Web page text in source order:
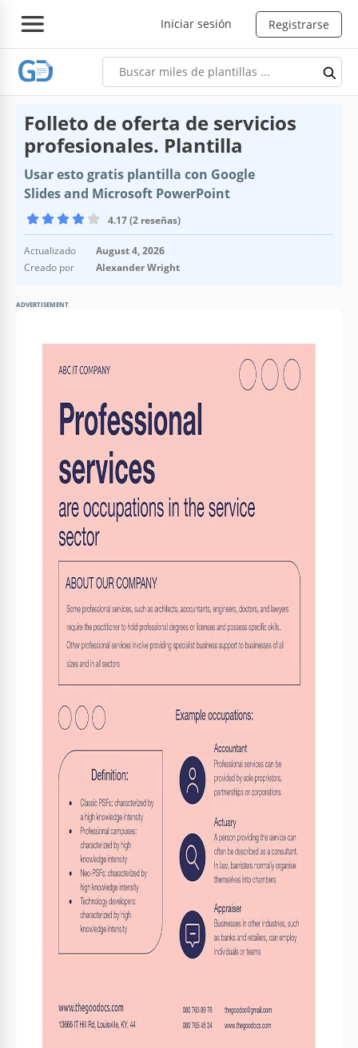
Iniciar sesión Registrarse
Folleto de oferta de servicios
profesionales. Plantilla
Usar esto gratis plantilla con Google
Slides and Microsoft PowerPoint
4.17 (2 reseñas)
Actualizado
August 4, 2026
Creado por
Alexander Wright
ADVERTISEMENT